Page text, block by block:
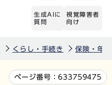
生成AIに
質問
視覚障害者
向け
くらし・手続き 保険・年金
ページ番号：633759475